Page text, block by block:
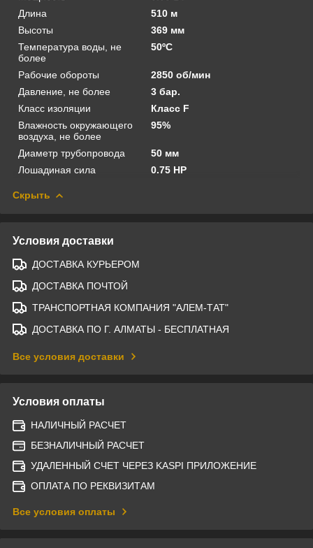
Длина
510 м
Высоты
369 мм
Температура воды, не
более
50ºС
Рабочие обороты
2850 об/мин
Давление, не более
3 бар.
Класс изоляции
Класс F
Влажность окружающего
воздуха, не более
95%
Диаметр трубопровода
50 мм
Лошадиная сила
0.75 HP
Скрыть
Условия доставки
ДОСТАВКА КУРЬЕРОМ
ДОСТАВКА ПОЧТОЙ
ТРАНСПОРТНАЯ КОМПАНИЯ "АЛЕМ-ТАТ"
ДОСТАВКА ПО Г. АЛМАТЫ - БЕСПЛАТНАЯ
Все условия доставки
Условия оплаты
НАЛИЧНЫЙ РАСЧЕТ
БЕЗНАЛИЧНЫЙ РАСЧЕТ
УДАЛЕННЫЙ СЧЕТ ЧЕРЕЗ KASPI ПРИЛОЖЕНИЕ
ОПЛАТА ПО РЕКВИЗИТАМ
Все условия оплаты